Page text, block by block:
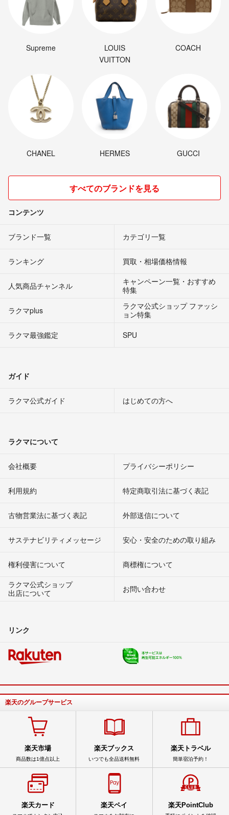
Supreme
LOUIS
VUITTON
COACH
CHANEL HERMES GUCCI
すべてのブランドを見る
コンテンツ
ブランド一覧 カテゴリ一覧
ランキング 買取・相場価格情報
人気商品チャンネル
キャンペーン一覧・おすすめ
特集
ラクマplus
ラクマ公式ショップ ファッシ
ョン特集
ラクマ最強鑑定
SPU
ガイド
ラクマ公式ガイド はじめての方へ
ラクマについて
会社概要 プライバシーポリシー
利用規約 特定商取引法に基づく表記
古物営業法に基づく表記 外部送信について
サステナビリティメッセージ 安心・安全のための取り組み
権利侵害について
商標権について
ラクマ公式ショップ
出店について
お問い合わせ
リンク
楽天のグループサービス
楽天市場
商品数は1億点以上
楽天ブックス
いつでも全品送料無料
楽天トラベル
簡単宿泊予約！
楽天カード 楽天ペイ 楽天PointClub